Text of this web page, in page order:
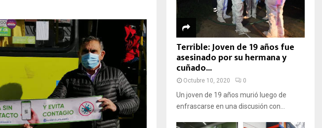
Terrible: Joven de 19 años fue
asesinado por su hermana y
cuñado...
Octubre 10, 2020 0
Un joven de 19 años murió luego de
enfrascarse en una discusión con...